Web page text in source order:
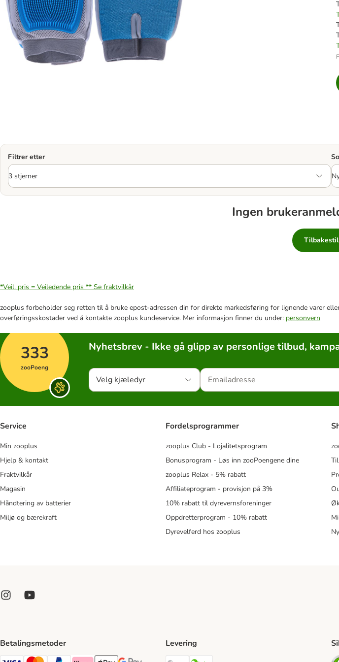
Filtrer etter
Ingen
*Veil. pris = Veiledende pris ** Se fraktvilkår
zooplus forbeholder seg retten til å bruke epost-adressen din for direkte markedsføring for lignende varer
overføringsskostader ved å kontakte zooplus kundeservice. Mer informasjon finner du under: personvern
333
zooPoeng
Nyhetsbrev - Ikke gå glipp av personlige tilbud,
Velg kjæledyr
Service
Min zooplus
Hjelp & kontakt
Fraktvilkår
Magasin
Håndtering av batterier
Miljø og bærekraft
Fordelsprogrammer
zooplus Club - Lojalitetsprogram
Bonusprogram - Løs inn zooPoengene dine
zooplus Relax - 5% rabatt
Affiliateprogram - provisjon på 3%
10% rabatt til dyrevernsforeninger
Oppdretterprogram - 10% rabatt
Dyrevelferd hos zooplus
Betalingsmetoder Levering
Posten Shipping Method